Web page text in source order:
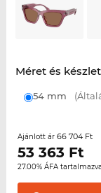
Méret és készlet
54 mm
Ajánlott ár 66 704 Ft
53 363 Ft
27.00% ÁFA tartalmazva